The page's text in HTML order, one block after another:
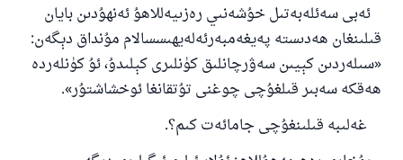
ئەبى سەئلەبەتىل خۇشەنىي رەزىيەللاھۇ ئەنھۇدىن بايان
قىلىنغان ھەدىستە پەيغەمبەرئەلەيھىسسالام مۇنداق دېگەن:
«سىلەردىن كېيىن سەۋرچانلىق كۈنلىرى كېلىدۇ، ئۇ كۈنلەردە
ھەقكە سەبىر قىلغۇچى چوغنى تۇتقانغا ئوخشاشتۇر».
غەلىبە قىلىنغۇچى جامائەت كىم؟.